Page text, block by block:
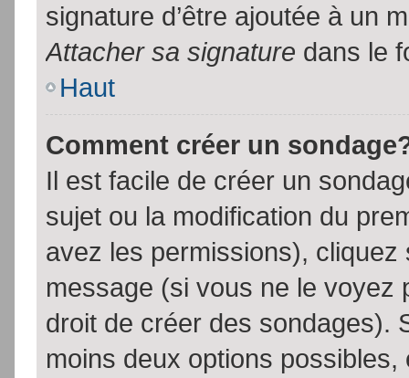
signature d’être ajoutée à un
Attacher sa signature dans le
Haut
Comment créer un
Il est facile de créer un
sujet ou la modification du
avez les permissions), cliquez
message (si vous ne le voyez
droit de créer des sondages).
moins deux options